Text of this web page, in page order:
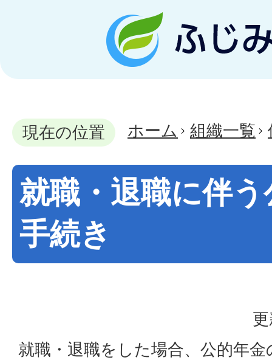
現在の位置 ホーム 組織一覧
就職・退職に伴
手続き
就職・退職をした場合、公的年